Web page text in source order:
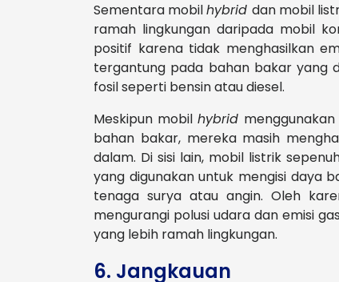
Sementara mobilhybrid dan mobil
ramah lingkungan daripada mobil
positif karena tidak menghasilkan
tergantung pada bahan bakar yang
fosil seperti bensin atau diesel.
Meskipun mobil hybrid
bahan bakar, mereka masih
dalam. Di sisi lain, mobil listrik
yang digunakan untuk mengisi daya
tenaga surya atau angin. Oleh
mengurangi polusi udara dan emisi
yang lebih ramah lingkungan.
6. Jangkauan